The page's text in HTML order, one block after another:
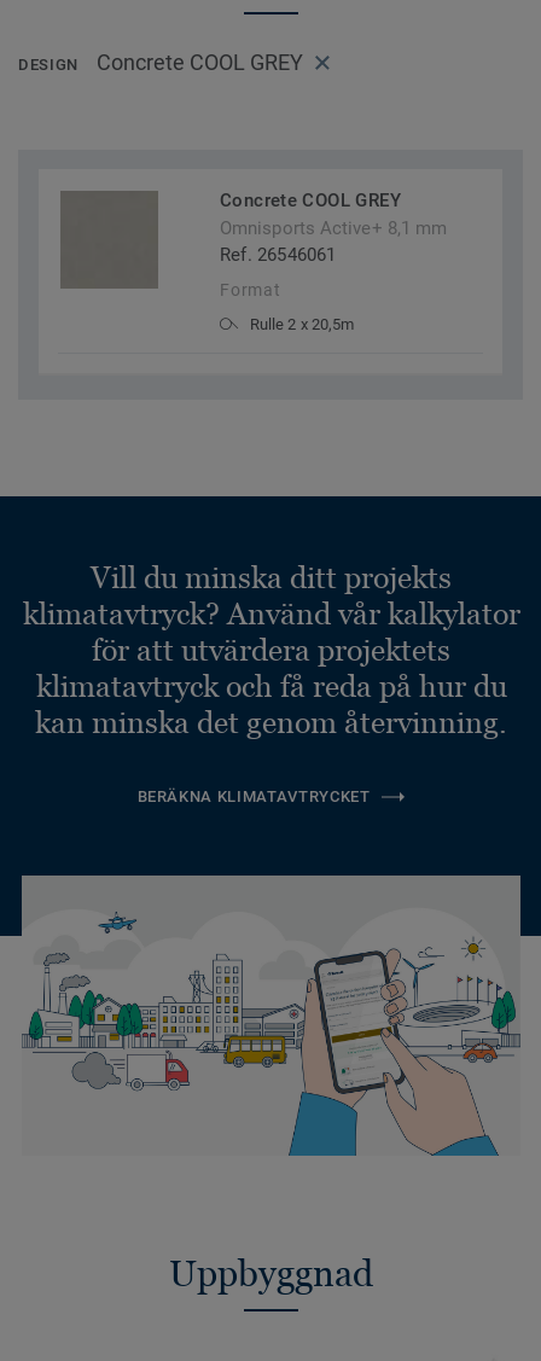
DESIGN Concrete COOL GREY
Concrete COOL GREY
Omnisports Active+ 8,1 mm
Ref. 26546061
Format
Rulle 2 x 20,5m
Vill du minska ditt projekts
klimatavtryck? Använd vår kalkylator
för att utvärdera projektets
klimatavtryck och få reda på hur du
kan minska det genom återvinning.
BERÄKNA KLIMATAVTRYCKET
Uppbyggnad